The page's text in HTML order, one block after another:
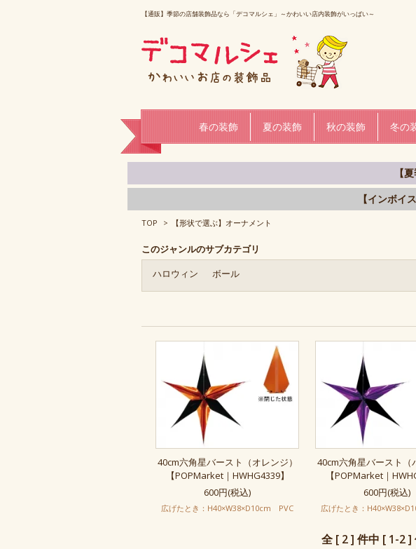
【通販】季節の店舗装飾品なら「デコマルシェ」～かわいい店内装飾がいっぱい～
春の装飾 夏の装飾 秋の装飾 冬の
【
【インボイ
TOP > 【形状で選ぶ】オーナメント
このジャンルのサブカテゴリ
ハロウィン
ボール
40cm六角星バースト（オレンジ）
【POPMarket｜HWHG4339】
600円(税込)
広げたとき：H40×W38×D10cm PVC
40cm六角星バースト（
【POPMarket｜
600円(税込)
広げたとき：
全 [ 2 ] 件中 [ 1-2 ]